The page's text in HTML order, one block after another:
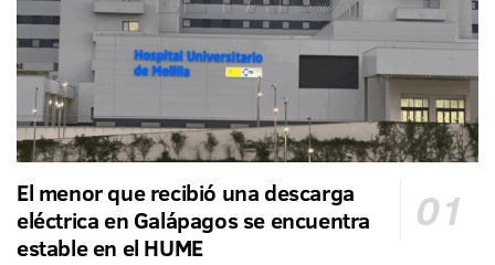
El menor que recibió una descarga
eléctrica en Galápagos se encuentra
estable en el HUME